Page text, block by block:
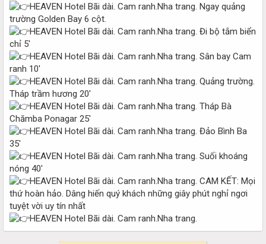
Ngay quảng
trường Golden Bay 6 cột.
Đi bộ tắm biển
chỉ 5'
Sân bay Cam
ranh 10'
Quảng trường.
Tháp trầm hương 20'
Tháp Bà
Chămba Ponagar 25'
Đảo Bình Ba
35'
Suối khoáng
nóng 40'
CAM KẾT: Mọi
thứ hoàn hảo. Dâng hiến quý khách những giây phút nghỉ ngơi
tuyệt vời uy tín nhất